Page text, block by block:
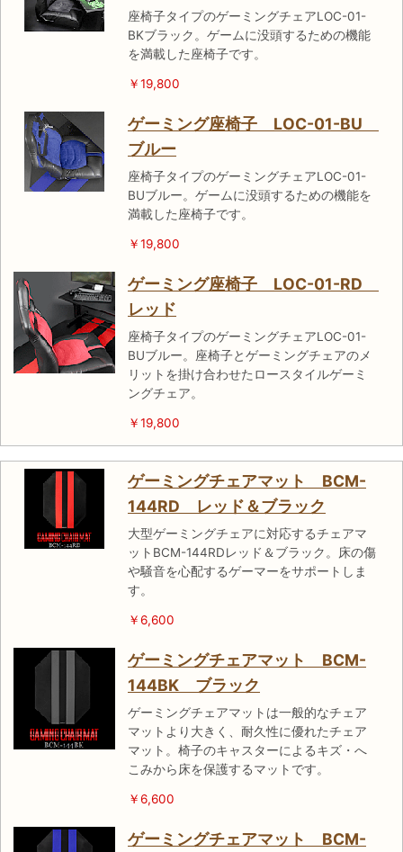
座椅子タイプのゲーミングチェアLOC-01-
BKブラック。ゲームに没頭するための機能
を満載した座椅子です。
￥19,800
ゲーミング座椅子 LOC-01-BU
ブルー
座椅子タイプのゲーミングチェアLOC-01-
BUブルー。ゲームに没頭するための機能を
満載した座椅子です。
￥19,800
ゲーミング座椅子 LOC-01-RD
レッド
座椅子タイプのゲーミングチェアLOC-01-
BUブルー。座椅子とゲーミングチェアのメ
リットを掛け合わせたロースタイルゲーミ
ングチェア。
￥19,800
ゲーミングチェアマット BCM-
144RD レッド＆ブラック
大型ゲーミングチェアに対応するチェアマ
ットBCM-144RDレッド＆ブラック。床の傷
や騒音を心配するゲーマーをサポートしま
す。
￥6,600
ゲーミングチェアマット BCM-
144BK ブラック
ゲーミングチェアマットは一般的なチェア
マットより大きく、耐久性に優れたチェア
マット。椅子のキャスターによるキズ・へ
こみから床を保護するマットです。
￥6,600
ゲーミングチェアマット BCM-